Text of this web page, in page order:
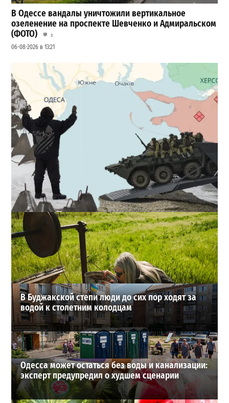
В Одессе вандалы уничтожили вертикальное
озеленение на проспекте Шевченко и Адмиральском
(ФОТО)
3
06-08-2026 в 13:21
Полковник ВСУ рассказал, выдержит ли Одесса
новое наступление
2
27-07-2026 в 11:19
ВИБОР РЕДАКЦИИ
В Буджакской степи люди до сих пор ходят за
водой к столетним колодцам
Одесса может остаться без воды и канализации:
эксперт предупредил о худшем сценарии